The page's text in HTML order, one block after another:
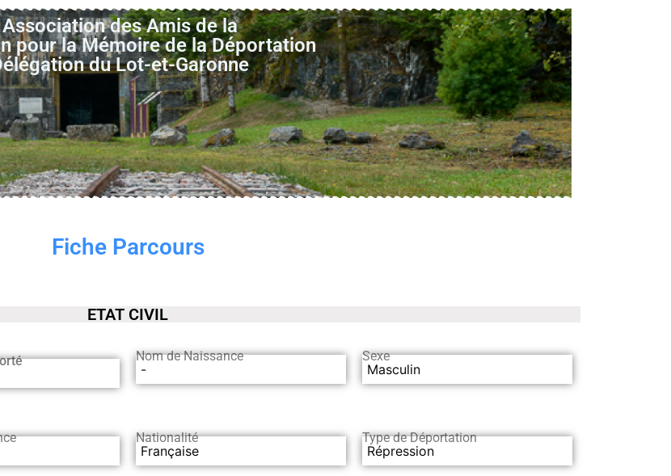
Association des Amis de la
pour la Mémoire de la Déportation
du Lot-et-Garonne
Fiche Parcours
ETAT CIVIL
Nom de Naissance
-
Sexe
Masculin
Nationalité
Française
Type de Déportation
Répression